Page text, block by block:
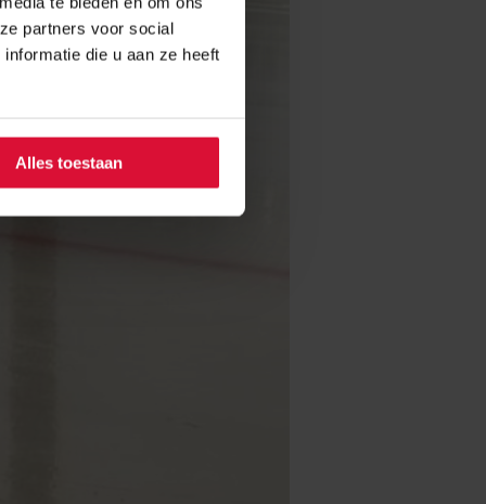
partners voor social
die u aan ze heeft
Alles toestaan